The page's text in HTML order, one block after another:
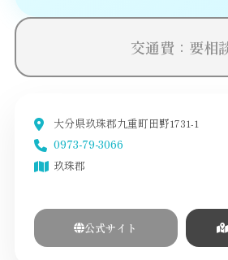
交通費：要相
大分県玖珠郡九重町田野1731-1
0973-79-3066
玖珠郡
公式サイト